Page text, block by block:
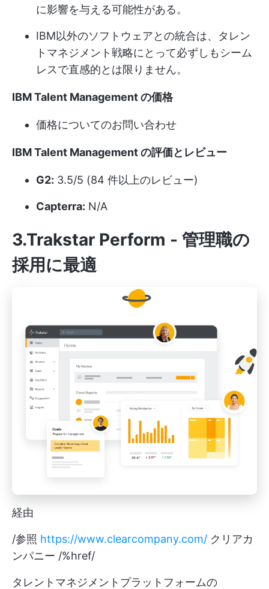
に影響を与える可能性がある。
IBM以外のソフトウェアとの統合は、タレン
トマネジメント戦略にとって必ずしもシーム
レスで直感的とは限りません。
IBM Talent Management の価格
価格についてのお問い合わせ
IBM Talent Management の評価とレビュー
G2: 3.5/5 (84 件以上のレビュー)
Capterra: N/A
3.Trakstar Perform - 管理職の
採用に最適
経由
/参照 https://www.clearcompany.com/ クリアカ
ンパニー /%href/
タレントマネジメントプラットフォームの